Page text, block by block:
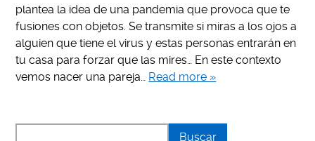
plantea la idea de una pandemia que provoca que te
fusiones con objetos. Se transmite si miras a los ojos a
alguien que tiene el virus y estas personas entrarán en
tu casa para forzar que las mires… En este contexto
vemos nacer una pareja… Read more »